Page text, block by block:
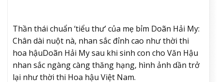
Thần thái chuẩn ‘tiểu thư’ của mẹ bỉm Doãn Hải My:
Chân dài nuột nà, nhan sắc đỉnh cao như thời thi
hoa hậuDoãn Hải My sau khi sinh con cho Văn Hậu
nhan sắc ngàng càng thăng hạng, hình ảnh dần trở
lại như thời thi Hoa hậu Việt Nam.